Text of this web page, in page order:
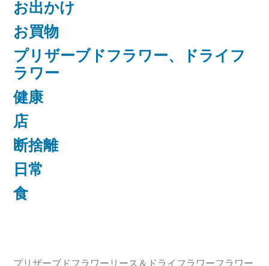
お出かけ
お買物
プリザーブドフラワー、ドライフ
ラワー
健康
店
断捨離
日常
食
プリザーブドフラワーリース＆ドライフラワーフラワー